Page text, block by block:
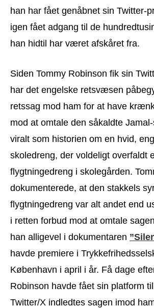
han har fået genåbnet sin Twitter-
igen fået adgang til de
han hidtil har været afskåret fra.
Siden Tommy Robinson fik sin
har det engelske retsvæsen
retssag mod ham for at have
mod at omtale den såkaldte
viralt som historien om en hvid,
skoledreng, der voldeligt overfaldt
flygtningedreng i skolegården.
dokumenterede, at den stakkels
flygtningedreng var alt andet end
i retten forbud mod at omtale
han alligevel i dokumentaren
havde premiere i
København i april i år. Få dage
Robinson havde fået sin platform
Twitter/X indledtes sagen imod